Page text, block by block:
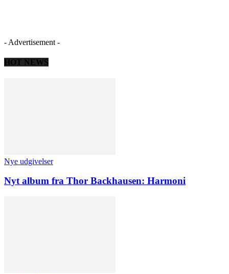
- Advertisement -
HOT NEWS
Nye udgivelser
Nyt album fra Thor Backhausen: Harmoni